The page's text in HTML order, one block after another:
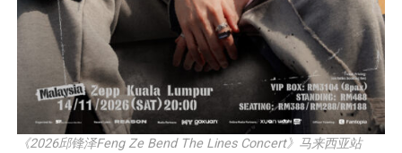
《2026邱锋泽Feng Ze Bend The Lines Concert》马来西亚站